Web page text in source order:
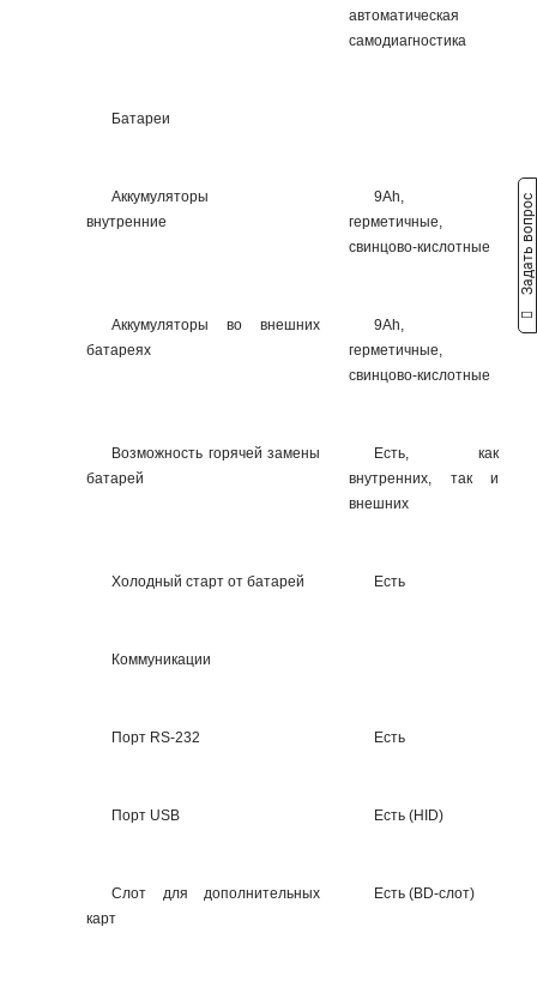
автоматическая
самодиагностика
Батареи
Аккумуляторы
внутренние
9Ah,
герметичные,
свинцово-кислотные
Аккумуляторы во внешних
батареях
9Ah,
герметичные,
свинцово-кислотные
Возможность горячей замены
батарей
Есть, как
внутренних, так и
внешних
Холодный старт от батарей Есть
Коммуникации
Порт RS-232 Есть
Порт USB Есть (HID)
Слот для дополнительных
карт
Есть (BD-слот)
Задать вопрос